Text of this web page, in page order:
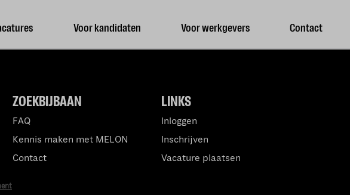
Voor kandidaten Voor werkgevers Contact
LINKS
Inloggen
Inschrijven
Vacature plaatsen
ZOEKBIJBAAN
FAQ
Kennis maken met MELON
Contact